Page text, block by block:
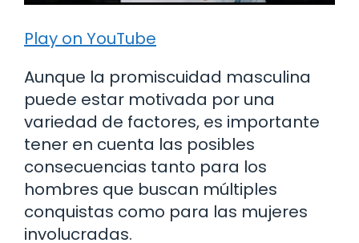
Play on YouTube
Aunque la promiscuidad masculina
puede estar motivada por una
variedad de factores, es importante
tener en cuenta las posibles
consecuencias tanto para los
hombres que buscan múltiples
conquistas como para las mujeres
involucradas.